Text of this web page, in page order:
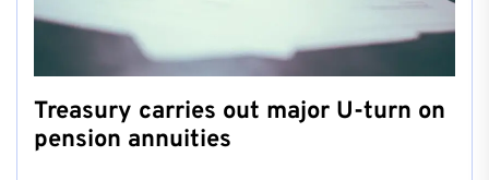
Treasury carries out major U-turn on
pension annuities